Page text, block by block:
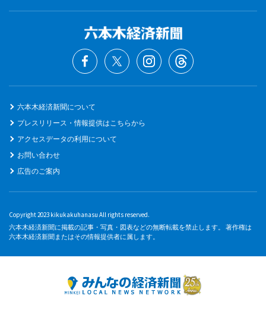
六本木経済新聞について
プレスリリース・情報提供はこちらから
アクセスデータの利用について
お問い合わせ
広告のご案内
Copyright 2023 kikukakuhanasu All rights reserved.
六本木経済新聞に掲載の記事・写真・図表などの無断転載を禁止します。 著作権は
六本木経済新聞またはその情報提供者に属します。